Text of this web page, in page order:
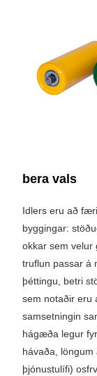
bera vals
Idlers eru að
byggingar:
okkar sem velur
truflun passar á
þéttingu, betri
sem notaðir eru
samsetningin
hágæða legur
hávaða,
þjónustulífi)